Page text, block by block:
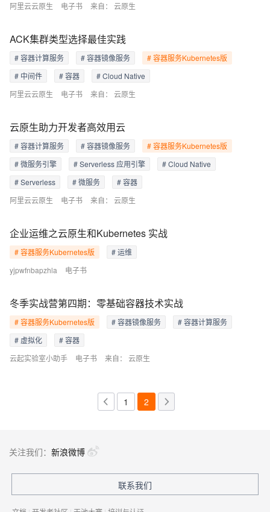
阿里云云原生 电子书 来自： 云原生
阿里云云原生 电子书 来自： 云原生
ACK集群类型选择最佳实践
# 容器计算服务 # 容器镜像服务
# 容器服务Kubernetes版
# 中间件
# 容器 # Cloud Native
阿里云云原生 电子书 来自： 云原生
云原生助力开发者高效用云
# 容器计算服务 # 容器镜像服务
# 容器服务Kubernetes版
# 微服务引擎
# Serverless 应用引擎
# Cloud Native
# Serverless
# 微服务 # 容器
yjpwfnbapzhla 电子书
企业运维之云原生和Kubernetes 实战
# 容器服务Kubernetes版 # 运维
云起实验室小助手 电子书 来自： 云原生
冬季实战营第四期：零基础容器技术实战
# 容器服务Kubernetes版 # 容器镜像服务
# 容器计算服务
# 虚拟化
# 容器
1 2
关注我们： 新浪微博
联系我们